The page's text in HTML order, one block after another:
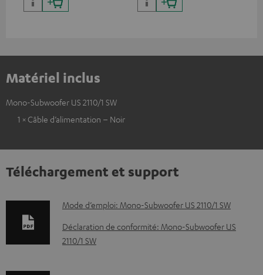
Matériel inclus
Mono-Subwoofer US 2110/1 SW
1 × Câble d’alimentation – Noir
Téléchargement et support
D
o
c
Mode d’emploi: Mono-Subwoofer US 2110/1 SW
Déclaration de conformité: Mono-Subwoofer US
2110/1 SW